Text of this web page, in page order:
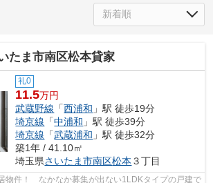
たま市南区松本貸家
礼0
11.5万円
武蔵野線 「西浦和 」駅 徒歩19分
埼京線 「中浦和 」駅 徒歩39分
埼京線 「武蔵浦和 」駅 徒歩32分
築1年 / 41.10㎡
埼玉県さいたま市南区松本 ３丁目
物件！ なかなか募集が出ない1LDKタイプの戸建で